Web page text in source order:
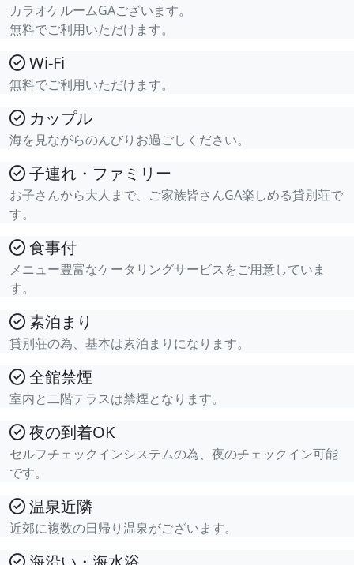
カラオケルームGAございます。
無料でご利用いただけます。
Wi-Fi
無料でご利用いただけます。
カップル
海を見ながらのんびりお過ごしください。
子連れ・ファミリー
お子さんから大人まで、ご家族皆さんGA楽しめる貸別荘で
す。
食事付
メニュー豊富なケータリングサービスをご用意していま
す。
素泊まり
貸別荘の為、基本は素泊まりになります。
全館禁煙
室内と二階テラスは禁煙となります。
夜の到着OK
セルフチェックインシステムの為、夜のチェックイン可能
です。
温泉近隣
近郊に複数の日帰り温泉がございます。